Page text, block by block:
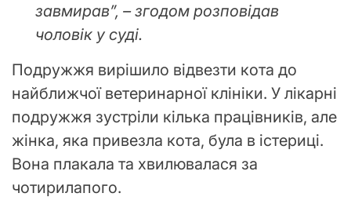
завмирав”, – згодом розповідав
чоловік у суді.
Подружжя вирішило відвезти кота до
найближчої ветеринарної клініки. У лікарні
подружжя зустріли кілька працівників, але
жінка, яка привезла кота, була в істериці.
Вона плакала та хвилювалася за
чотирилапого.